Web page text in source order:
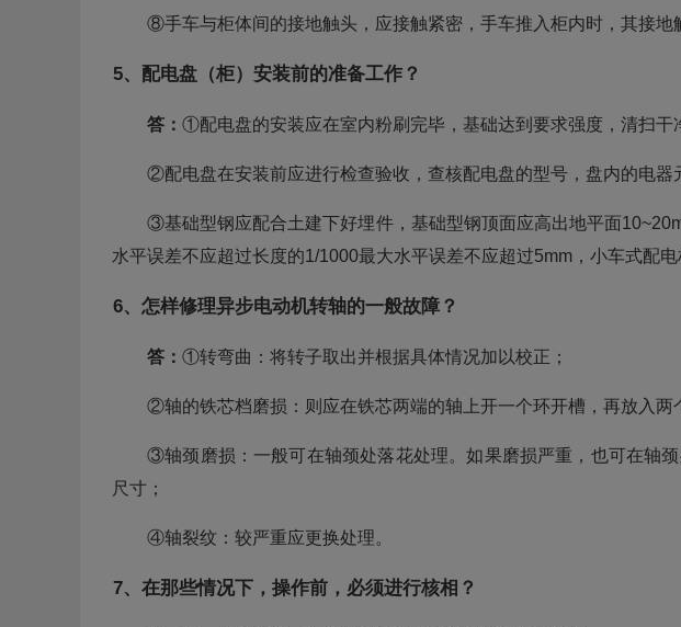
⑧手车与柜体间的接地触头，应接触紧密，手车推入柜内时，其接地
5、配电盘（柜）安装前的准备工作？
答： ①配电盘的安装应在室内粉刷完毕，基础达到要求强度，清扫干
②配电盘在安装前应进行检查验收，查核配电盘的型号，盘内的电器
③基础型钢应配合土建下好埋件，基础型钢顶面应高出地平面
水平误差不应超过长度的1/1000最大水平误差不应超过5mm，小车式配电
6、怎样修理异步电动机转轴的一般故障？
答： ①转弯曲：将转子取出并根据具体情况加以校正；
②轴的铁芯档磨损：则应在铁芯两端的轴上开一个环开槽，再放入两
③轴颈磨损：一般可在轴颈处落花处理。如果磨损严重，也可在轴
尺寸；
④轴裂纹：较严重应更换处理。
7、在那些情况下，操作前，必须进行核相？